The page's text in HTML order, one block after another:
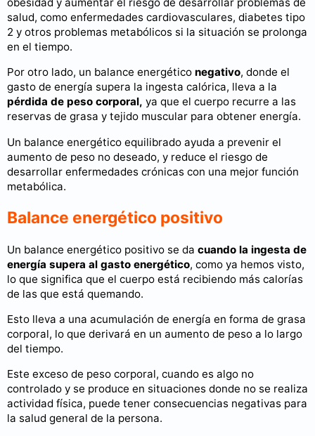
salud, como enfermedades cardiovasculares, diabetes tipo
2 y otros problemas metabólicos si la situación se prolonga
en el tiempo.
Por otro lado, un balance energético negativo, donde el
gasto de energía supera la ingesta calórica, lleva a la
pérdida de peso corporal, ya que el cuerpo recurre a las
reservas de grasa y tejido muscular para obtener energía.
Un balance energético equilibrado ayuda a prevenir el
aumento de peso no deseado, y reduce el riesgo de
desarrollar enfermedades crónicas con una mejor función
metabólica.
Balance energético positivo
Un balance energético positivo se da cuando la ingesta de
energía supera al gasto energético, como ya hemos visto,
lo que significa que el cuerpo está recibiendo más calorías
de las que está quemando.
Esto lleva a una acumulación de energía en forma de grasa
corporal, lo que derivará en un aumento de peso a lo largo
del tiempo.
Este exceso de peso corporal, cuando es algo no
controlado y se produce en situaciones donde no se realiza
actividad física, puede tener consecuencias negativas para
la salud general de la persona.